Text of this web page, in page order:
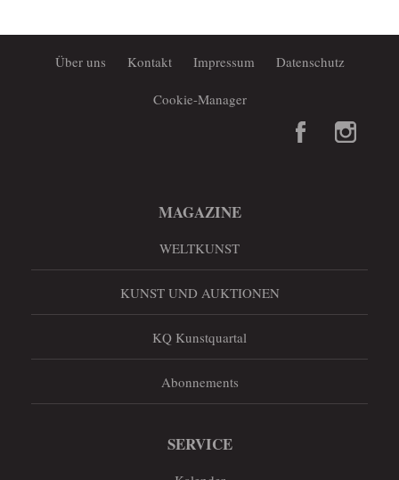
Über uns Kontakt Impressum Datenschutz
Cookie-Manager
MAGAZINE
WELTKUNST
KUNST UND AUKTIONEN
KQ Kunstquartal
Abonnements
SERVICE